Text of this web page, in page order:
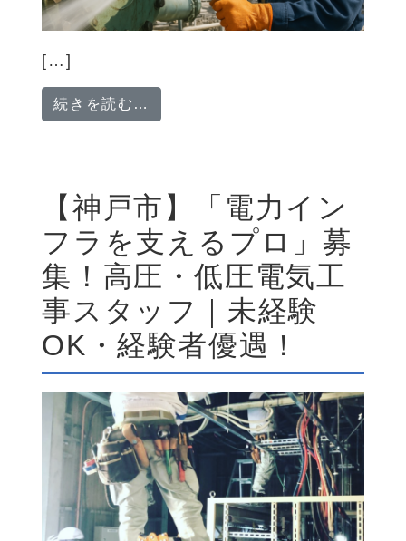
[…]
続きを読む…
【神戸市】「電力イン
フラを支えるプロ」募
集！高圧・低圧電気工
事スタッフ｜未経験
OK・経験者優遇！